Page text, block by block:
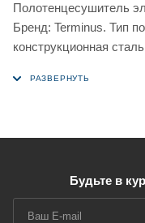
Полотенцесушитель
Бренд: Terminus. Тип
конструкционная
Будьте в